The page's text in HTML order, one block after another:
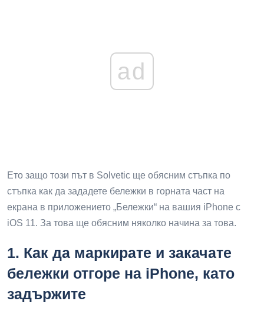
ad
Ето защо този път в Solvetic ще обясним стъпка по
стъпка как да зададете бележки в горната част на
екрана в приложението „Бележки“ на вашия iPhone с
iOS 11. За това ще обясним няколко начина за това.
1. Как да маркирате и закачате
бележки отгоре на iPhone, като
задържите